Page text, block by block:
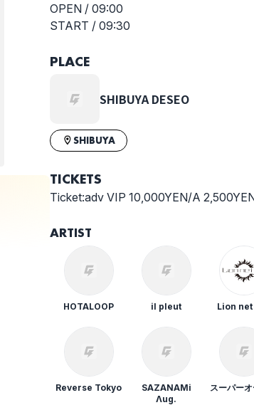
ンス
OPEN / 09:00
START / 09:30
PLACE
SHIBUYA DESEO
SHIBUYA
TICKETS
Ticket:adv VIP 10,000YEN/A
ARTIST
HOTALOOP il pleut Lion
Reverse Tokyo
SAZANAMi
Λug.
スーパー